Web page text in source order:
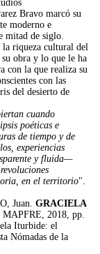
Bravo marcó su
moderno e
mitad de siglo.
la riqueza cultural del
obra y lo que le ha
con la que realiza su
con las
del desierto de
cuando
poéticas e
de tiempo y de
experiencias
y fluida—
en el territorio".
Juan.GRACIELA
2018, pp.
Iturbide: el
Nómadas de la